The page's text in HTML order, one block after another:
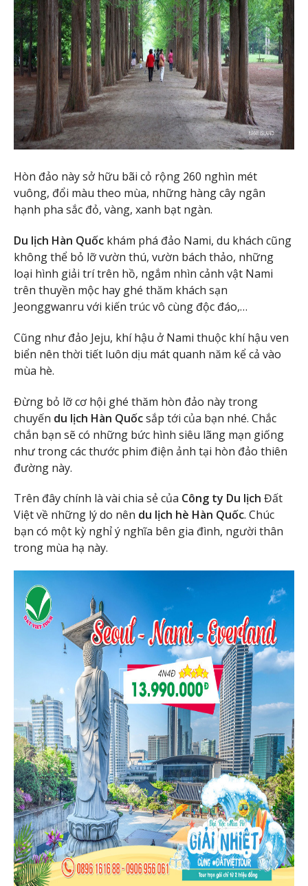
Hòn đảo này sở hữu bãi cỏ rộng 260 nghìn mét
vuông, đổi màu theo mùa, những hàng cây ngân
hạnh pha sắc đỏ, vàng, xanh bạt ngàn.
Du lịch Hàn Quốc khám phá đảo Nami, du khách cũng
không thể bỏ lỡ vườn thú, vườn bách thảo, những
loại hình giải trí trên hồ, ngắm nhìn cảnh vật Nami
trên thuyền mộc hay ghé thăm khách sạn
Jeonggwanru với kiến trúc vô cùng độc đáo,…
Cũng như đảo Jeju, khí hậu ở Nami thuộc khí hậu ven
biển nên thời tiết luôn dịu mát quanh năm kể cả vào
mùa hè.
Đừng bỏ lỡ cơ hội ghé thăm hòn đảo này trong
chuyến du lịch Hàn Quốcsắp tới của bạn nhé. Chắc
chắn bạn sẽ có những bức hình siêu lãng mạn giống
như trong các thước phim điện ảnh tại hòn đảo thiên
đường này.
Trên đây chính là vài chia sẻ của Công ty Du lịch Đất
Việt về những lý do nên du lịch hè Hàn Quốc. Chúc
bạn có một kỳ nghỉ ý nghĩa bên gia đình, người thân
trong mùa hạ này.